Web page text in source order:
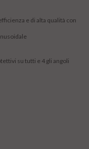
e di alta qualità con
su tutti e 4 gli angoli